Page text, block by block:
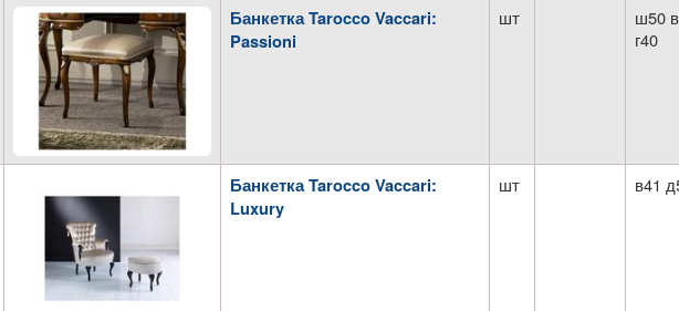
Банкетка Tarocco Vaccari:
Passioni
шт
ш50
г40
Банкетка Tarocco Vaccari:
Luxury
шт в41